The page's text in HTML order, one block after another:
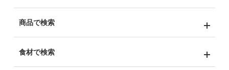
商品で検索
食材で検索